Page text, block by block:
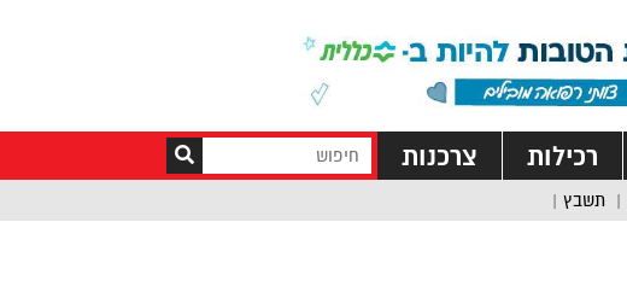
רכילות צרכנות
תשבץ